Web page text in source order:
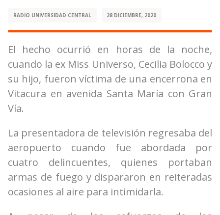
RADIO UNIVERSIDAD CENTRAL 28 DICIEMBRE, 2020
El hecho ocurrió en horas de la noche,
cuando la ex Miss Universo, Cecilia Bolocco y
su hijo, fueron víctima de una encerrona en
Vitacura en avenida Santa María con Gran
Vía.
La presentadora de televisión regresaba del
aeropuerto cuando fue abordada por
cuatro delincuentes, quienes portaban
armas de fuego y dispararon en reiteradas
ocasiones al aire para intimidarla.